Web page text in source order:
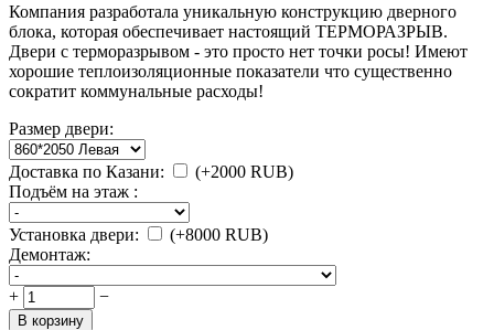
Компания разработала уникальную конструкцию дверного
блока, которая обеспечивает настоящий ТЕРМОРАЗРЫВ.
Двери с терморазрывом - это просто нет точки росы! Имеют
хорошие теплоизоляционные показатели что существенно
сократит коммунальные расходы!
Размер двери:
Доставка по Казани: (+2000 RUB)
Подъём на этаж :
Установка двери: (+8000 RUB)
Демонтаж:
+ −
В корзину